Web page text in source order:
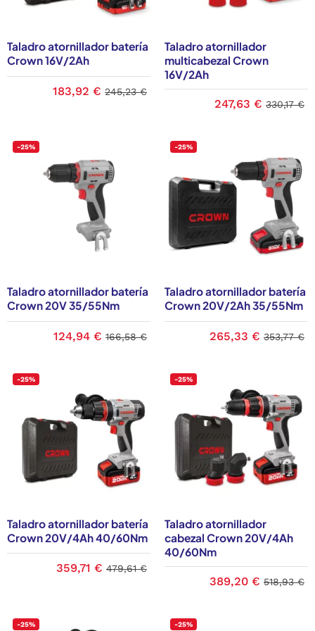
más directo y conciso.
Taladro atornillador batería
Crown 16V/2Ah
183,92 € 245,23 €
Taladro atornillador
multicabezal Crown
16V/2Ah
247,63 € 330,17 €
-25%
Taladro atornillador batería
Crown 20V 35/55Nm
124,94 € 166,58 €
-25%
Taladro atornillador batería
Crown 20V/2Ah 35/55Nm
265,33 € 353,77 €
-25%
Taladro atornillador batería
Crown 20V/4Ah 40/60Nm
359,71 € 479,61 €
-25%
Taladro atornillador
cabezal Crown 20V/4Ah
40/60Nm
389,20 € 518,93 €
-25% -25%